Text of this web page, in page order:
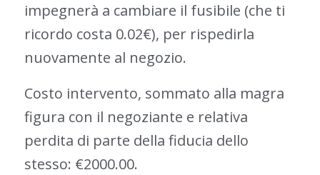
impegnerà a cambiare il fusibile (che ti
ricordo costa 0.02€), per rispedirla
nuovamente al negozio.
Costo intervento, sommato alla magra
figura con il negoziante e relativa
perdita di parte della fiducia dello
stesso: €2000.00.